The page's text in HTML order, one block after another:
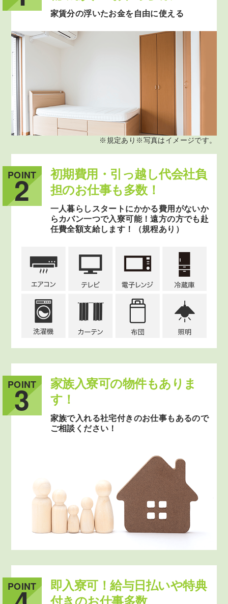
家賃分の浮いたお金を自由に使える
※規定あり※写真はイメージです。
POINT
2
初期費用・引っ越し代会社負
担のお仕事も多数！
一人暮らしスタートにかかる費用がないか
らカバン一つで入寮可能！遠方の方でも赴
任費全額支給します！（規程あり）
POINT
3
家族入寮可の物件もありま
す！
家族で入れる社宅付きのお仕事もあるので
ご相談ください！
POINT
即入寮可！給与日払いや特典